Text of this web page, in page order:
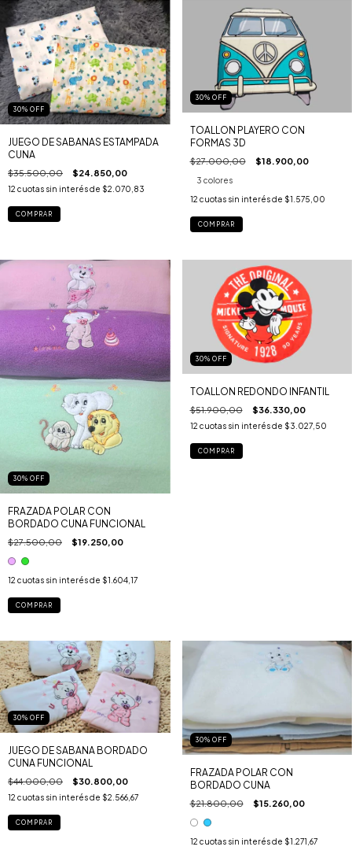
30% OFF
JUEGO DE SABANAS ESTAMPADA
CUNA
$35.500,00 $24.850,00
12 cuotas sin interés de $2.070,83
COMPRAR
30% OFF
TOALLON PLAYERO CON
FORMAS 3D
$27.000,00 $18.900,00
3 colores
12 cuotas sin interés de $1.575,00
COMPRAR
30% OFF
FRAZADA POLAR CON
BORDADO CUNA FUNCIONAL
$27.500,00 $19.250,00
12 cuotas sin interés de $1.604,17
COMPRAR
30% OFF
TOALLON REDONDO INFANTIL
$51.900,00 $36.330,00
12 cuotas sin interés de $3.027,50
COMPRAR
30% OFF
JUEGO DE SABANA BORDADO
CUNA FUNCIONAL
$44.000,00 $30.800,00
12 cuotas sin interés de $2.566,67
COMPRAR
30% OFF
FRAZADA POLAR CON
BORDADO CUNA
$21.800,00 $15.260,00
12 cuotas sin interés de $1.271,67